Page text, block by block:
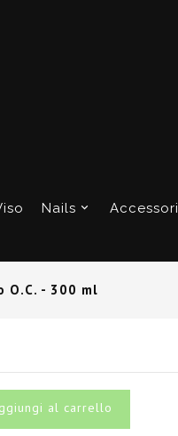
Nails Accessori
O.C. - 300 ml
al carrello